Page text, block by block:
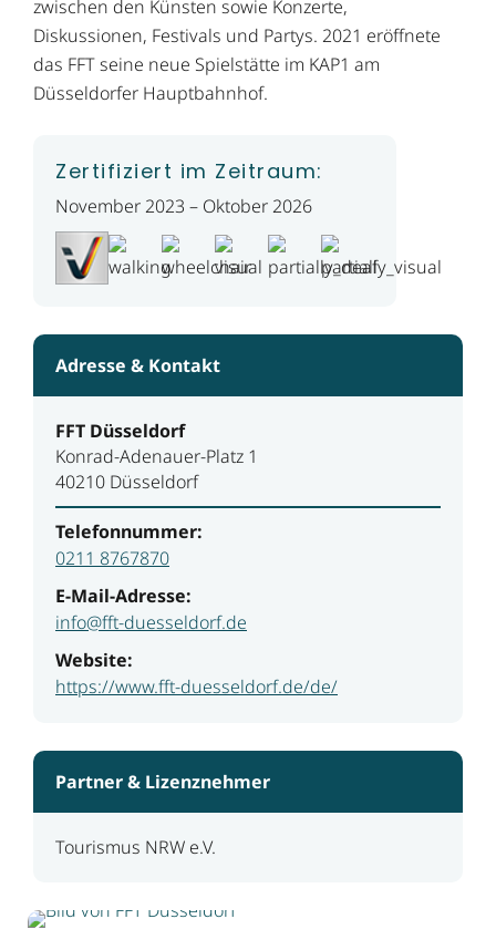
zwischen den Künsten sowie Konzerte,
Diskussionen, Festivals und Partys. 2021 eröffnete
das FFT seine neue Spielstätte im KAP1 am
Düsseldorfer Hauptbahnhof.
Zertifiziert im Zeitraum:
November 2023 – Oktober 2026
Adresse & Kontakt
FFT Düsseldorf
Konrad-Adenauer-Platz 1
40210 Düsseldorf
Telefonnummer:
0211 8767870
E-Mail-Adresse:
info@fft-duesseldorf.de
Website:
https://www.fft-duesseldorf.de/de/
Partner & Lizenznehmer
Tourismus NRW e.V.